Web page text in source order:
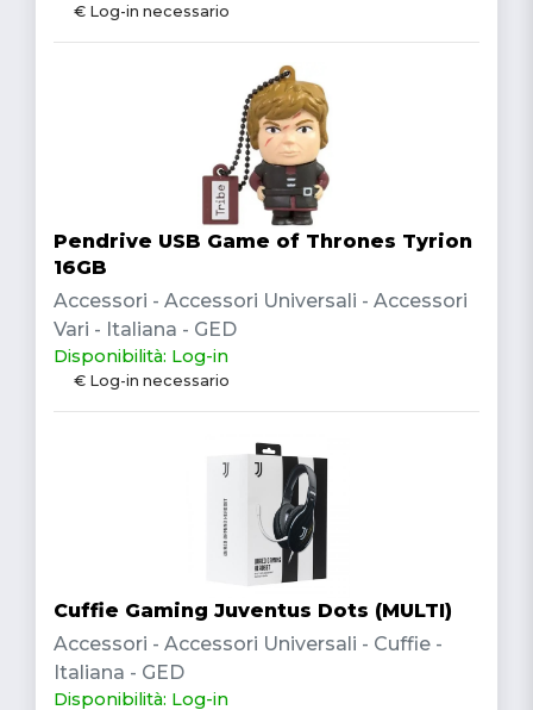
€ Log-in necessario
Pendrive USB Game of Thrones Tyrion
16GB
Accessori - Accessori Universali - Accessori
Vari - Italiana - GED
Disponibilità: Log-in
€ Log-in necessario
Cuffie Gaming Juventus Dots (MULTI)
Accessori - Accessori Universali - Cuffie -
Italiana - GED
Disponibilità: Log-in